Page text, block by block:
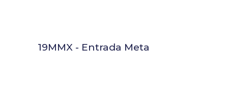
19MMX - Entrada Meta